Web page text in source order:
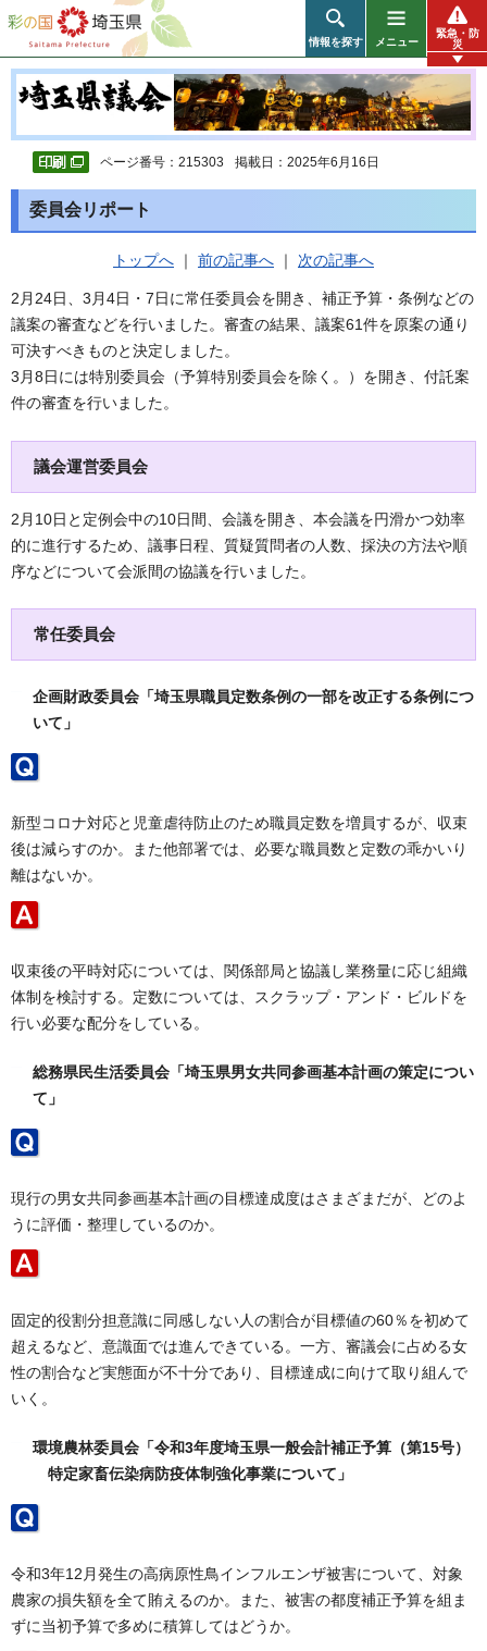
彩の国 埼玉県
情報を探す メニュー
緊急・防
災
ページ番号：215303 掲載日：2025年6月16日
委員会リポート
トップへ ｜ 前の記事へ ｜ 次の記事へ
2月24日、3月4日・7日に常任委員会を開き、補正予算・条例などの
議案の審査などを行いました。審査の結果、議案61件を原案の通り
可決すべきものと決定しました。
3月8日には特別委員会（予算特別委員会を除く。）を開き、付託案
件の審査を行いました。
議会運営委員会
2月10日と定例会中の10日間、会議を開き、本会議を円滑かつ効率
的に進行するため、議事日程、質疑質問者の人数、採決の方法や順
序などについて会派間の協議を行いました。
常任委員会
企画財政委員会「埼玉県職員定数条例の一部を改正する条例につ
いて」
新型コロナ対応と児童虐待防止のため職員定数を増員するが、収束
後は減らすのか。また他部署では、必要な職員数と定数の乖かいり
離はないか。
収束後の平時対応については、関係部局と協議し業務量に応じ組織
体制を検討する。定数については、スクラップ・アンド・ビルドを
行い必要な配分をしている。
総務県民生活委員会「埼玉県男女共同参画基本計画の策定につい
て」
現行の男女共同参画基本計画の目標達成度はさまざまだが、どのよ
うに評価・整理しているのか。
固定的役割分担意識に同感しない人の割合が目標値の60％を初めて
超えるなど、意識面では進んできている。一方、審議会に占める女
性の割合など実態面が不十分であり、目標達成に向けて取り組んで
いく。
環境農林委員会「令和3年度埼玉県一般会計補正予算（第15号）
特定家畜伝染病防疫体制強化事業について」
令和3年12月発生の高病原性鳥インフルエンザ被害について、対象
農家の損失額を全て賄えるのか。また、被害の都度補正予算を組ま
ずに当初予算で多めに積算してはどうか。